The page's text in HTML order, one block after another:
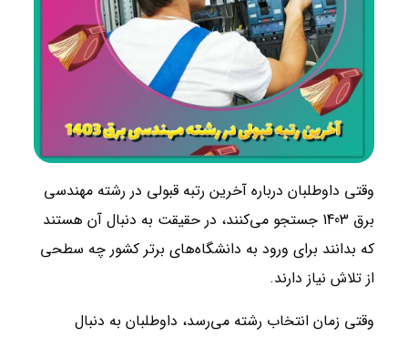
وقتی داوطلبان درباره آخرین رتبه قبولی در رشته مهندسی
برق 1403 جستجو می‌کنند، در حقیقت به دنبال آن هستند
که بدانند برای ورود به دانشگاه‌های برتر کشور چه سطحی
از تلاش نیاز دارند.
وقتی زمان انتخاب رشته می‌رسد، داوطلبان به دنبال